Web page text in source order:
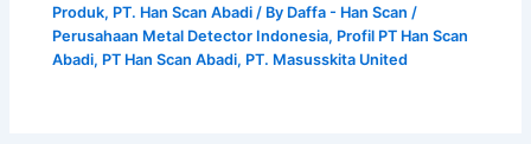
Produk, PT. Han Scan Abadi / By Daffa - Han Scan/
Perusahaan Metal Detector Indonesia, Profil PT Han Scan
Abadi, PT Han Scan Abadi, PT. Masusskita United